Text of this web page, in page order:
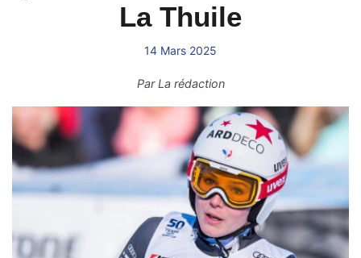
La Thuile
14 Mars 2025
ParLa rédaction